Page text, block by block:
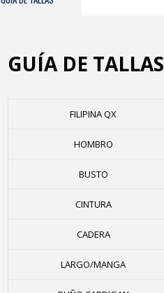
GUÍA DE TALLAS
FILIPINA QX
HOMBRO
BUSTO
CINTURA
CADERA
LARGO/MANGA